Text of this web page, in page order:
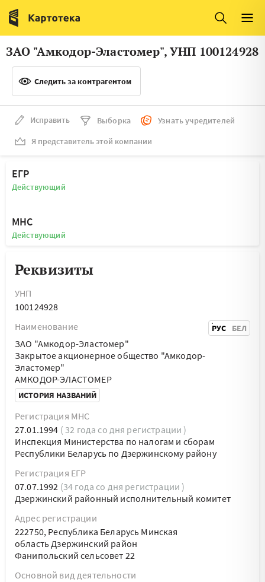
Италия
Люксембург
Литва
Нидерланды
ЗАО "Амкодор-Эластомер", УНП 100124928
Следить за контрагентом
Исправить Выборка
Узнать учредителей
Я представитель этой компании
ЕГР
Действующий
МНС
Действующий
Реквизиты
УНП
100124928
Наименование
РУС БЕЛ
ЗАО "Амкодор-Эластомер"
Закрытое акционерное общество "Амкодор-
Эластомер"
АМКОДОР-ЭЛАСТОМЕР
ИСТОРИЯ НАЗВАНИЙ
Регистрация МНС
27.01.1994 ( 32 года со дня регистрации )
Инспекция Министерства по налогам и сборам
Республики Беларусь по Дзержинскому району
Регистрация ЕГР
07.07.1992 (34 года со дня регистрации )
Дзержинский районный исполнительный комитет
Адрес регистрации
222750, Республика Беларусь Минская
область Дзержинский район
Фанипольский сельсовет 22
Основной вид деятельности